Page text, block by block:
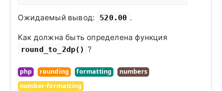
Ожидаемый вывод: 520.00 .
Как должна быть определена функция
round_to_2dp() ?
php rounding formatting
numbers
number-formatting